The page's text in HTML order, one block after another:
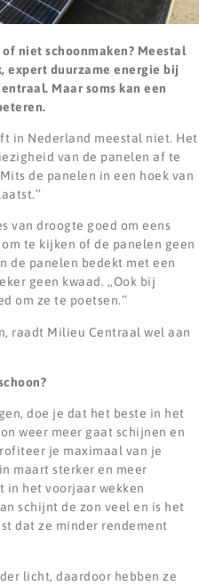
niet schoonmaken? Meestal
expert duurzame energie bij
Maar soms kan een
in Nederland meestal niet. Het
van de panelen af te
de panelen in een hoek van
van droogte goed om eens
te kijken of de panelen geen
de panelen bedekt met een
geen kwaad. ,,Ook bij
om ze te poetsen.’’
raadt Milieu Centraal wel aan
doe je dat het beste in het
weer meer gaat schijnen en
je maximaal van je
maart sterker en meer
in het voorjaar wekken
schijnt de zon veel en is het
dat ze minder rendement
licht, daardoor hebben ze